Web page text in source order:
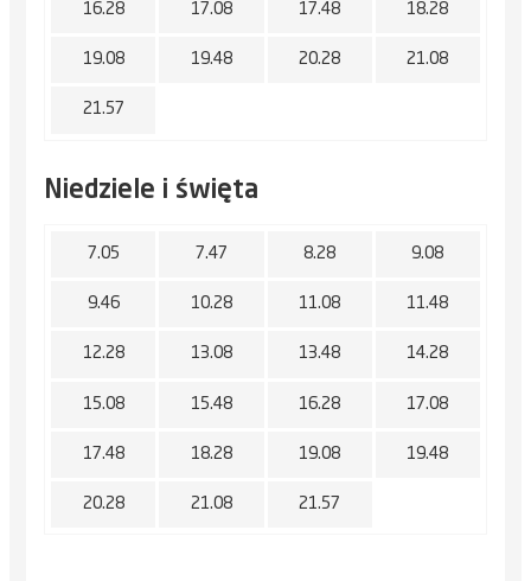
16.28 17.08 17.48 18.28
19.08 19.48 20.28 21.08
21.57
Niedziele i święta
7.05 7.47 8.28 9.08
9.46 10.28 11.08 11.48
12.28 13.08 13.48 14.28
15.08 15.48 16.28 17.08
17.48 18.28 19.08 19.48
20.28 21.08 21.57